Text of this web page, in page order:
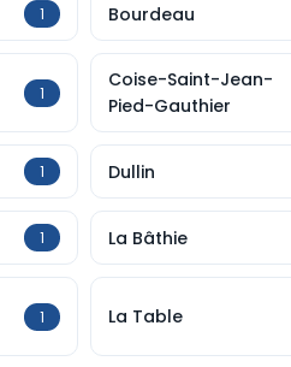
1 Bourdeau
1
Coise-Saint-Jean-
Pied-Gauthier
1 Dullin
1 La Bâthie
1 La Table